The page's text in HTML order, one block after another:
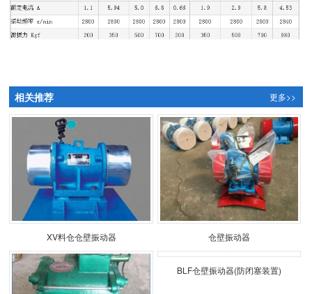
更多>>
相关推荐
XV料仓仓壁振动器 仓壁振动器
BLF仓壁振动器(防闭塞装置)